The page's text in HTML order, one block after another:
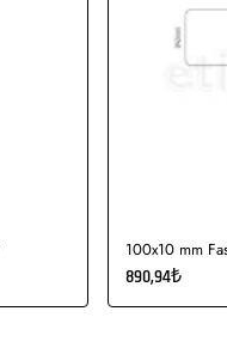
100x10 mm
890,94₺